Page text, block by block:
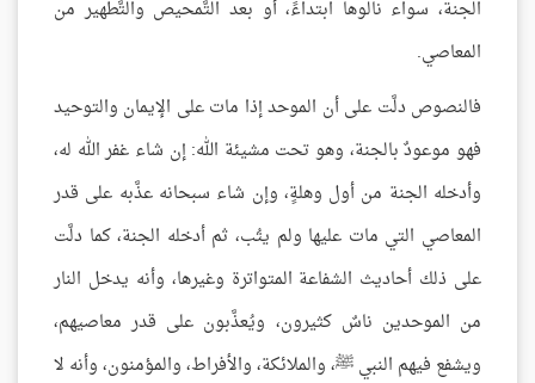
الجنة، سواء نالوها ابتداءً، أو بعد التَّمحيص والتَّطهير من
المعاصي.
فالنصوص دلَّت على أن الموحد إذا مات على الإيمان والتوحيد
فهو موعودٌ بالجنة، وهو تحت مشيئة الله: إن شاء غفر الله له،
وأدخله الجنة من أول وهلةٍ، وإن شاء سبحانه عذَّبه على قدر
المعاصي التي مات عليها ولم يتُب، ثم أدخله الجنة، كما دلَّت
على ذلك أحاديث الشفاعة المتواترة وغيرها، وأنه يدخل النار
من الموحدين ناسٌ كثيرون، ويُعذَّبون على قدر معاصيهم،
ويشفع فيهم النبي ﷺ، والملائكة، والأفراط، والمؤمنون، وأنه لا